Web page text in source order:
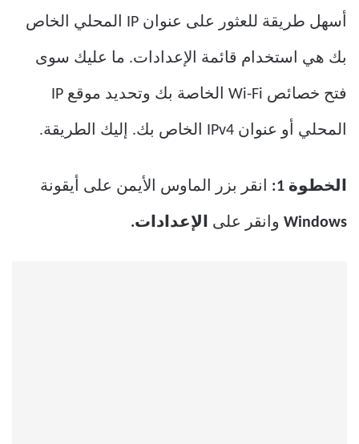
أسهل طريقة للعثور على عنوان IP المحلي الخاص
بك هي استخدام قائمة الإعدادات. ما عليك سوى
فتح خصائص Wi-Fi الخاصة بك وتحديد موقع IP
المحلي أو عنوان IPv4 الخاص بك. إليك الطريقة.
الخطوة 1: انقر بزر الماوس الأيمن على أيقونة
Windows وانقر على الإعدادات.